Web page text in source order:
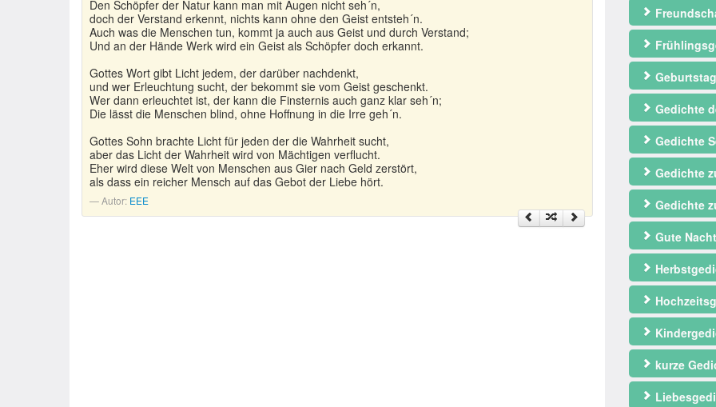
Den Schöpfer der Natur kann man mit Augen nicht seh´n,
doch der Verstand erkennt, nichts kann ohne den Geist entsteh´n.
Auch was die Menschen tun, kommt ja auch aus Geist und durch Verstand;
Und an der Hände Werk wird ein Geist als Schöpfer doch erkannt.
Gottes Wort gibt Licht jedem, der darüber nachdenkt,
und wer Erleuchtung sucht, der bekommt sie vom Geist geschenkt.
Wer dann erleuchtet ist, der kann die Finsternis auch ganz klar seh´n;
Die lässt die Menschen blind, ohne Hoffnung in die Irre geh´n.
Gottes Sohn brachte Licht für jeden der die Wahrheit sucht,
aber das Licht der Wahrheit wird von Mächtigen verflucht.
Eher wird diese Welt von Menschen aus Gier nach Geld zerstört,
als dass ein reicher Mensch auf das Gebot der Liebe hört.
Autor: EEE
Gedichte
Gedichte
Gedichte
Gedichte
Gute
kurze